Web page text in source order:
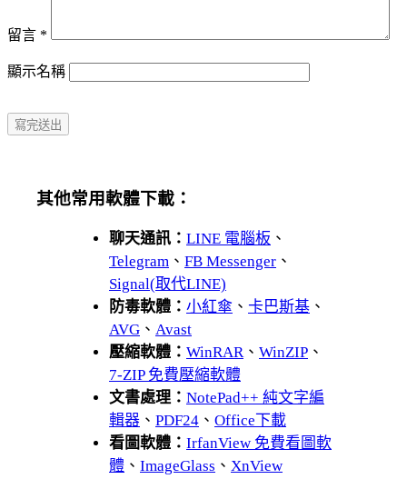
留言 *
顯示名稱
其他常用軟體下載：
聊天通訊： LINE 電腦板 、
Telegram 、 FB Messenger 、
Signal(取代LINE)
防毒軟體： 小紅傘 、 卡巴斯基 、
AVG 、 Avast
壓縮軟體： WinRAR、 WinZIP 、
7-ZIP 免費壓縮軟體
文書處理： NotePad++ 純文字編
輯器 、 PDF24 、 Office下載
看圖軟體： IrfanView 免費看圖軟
體 、 ImageGlass 、 XnView